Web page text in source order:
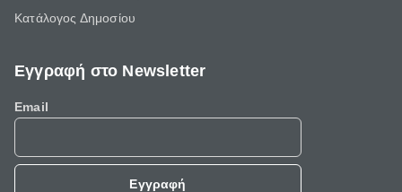
Κατάλογος Δημοσίου
Εγγραφή στο Newsletter
Email
Εγγραφή